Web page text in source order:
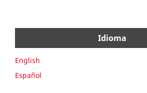
Idioma
English
Español